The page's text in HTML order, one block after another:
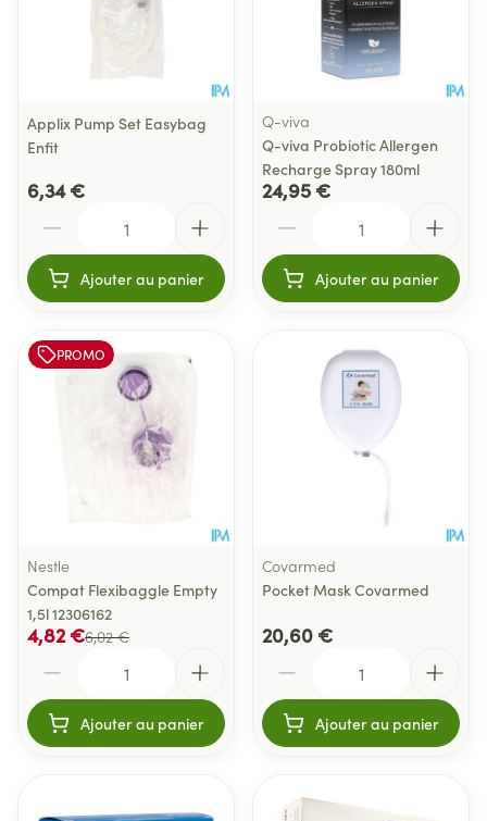
Applix Pump Set Easybag
Enfit
6,34 €
Ajouter au panier
Q-viva
Q-viva Probiotic Allergen
Recharge Spray 180ml
24,95 €
Ajouter au panier
PROMO
Nestle
Compat Flexibaggle Empty
1,5l 12306162
6,02 €
4,82 €
Ajouter au panier
Covarmed
Pocket Mask Covarmed
20,60 €
Ajouter au panier